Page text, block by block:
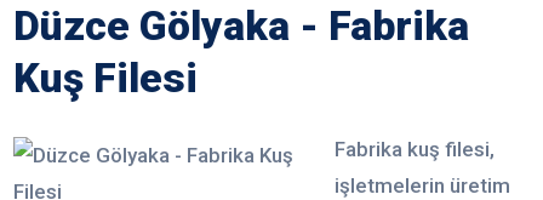
Düzce Gölyaka - Fabrika
Kuş Filesi
Fabrika kuş filesi,
işletmelerin üretim